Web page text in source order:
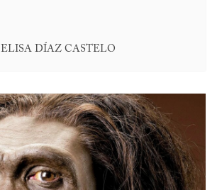
ELISA DÍAZ CASTELO